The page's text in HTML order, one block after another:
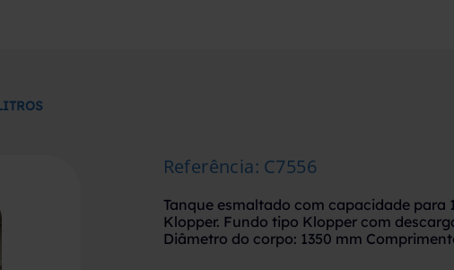
Referência: C7556
Tanque esmaltado com capacidade para
Klopper. Fundo tipo Klopper com
Diâmetro do corpo: 1350 mm